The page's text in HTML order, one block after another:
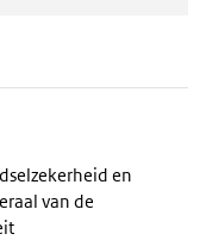
en
van de